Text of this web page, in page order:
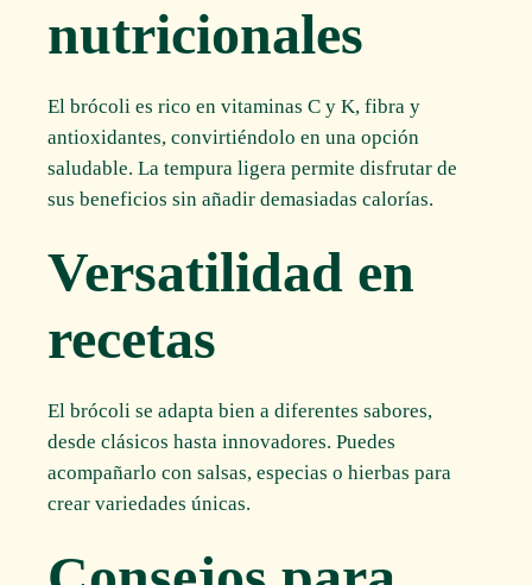
nutricionales
El brócoli es rico en vitaminas C y K, fibra y
antioxidantes, convirtiéndolo en una opción
saludable. La tempura ligera permite disfrutar de
sus beneficios sin añadir demasiadas calorías.
Versatilidad en
recetas
El brócoli se adapta bien a diferentes sabores,
desde clásicos hasta innovadores. Puedes
acompañarlo con salsas, especias o hierbas para
crear variedades únicas.